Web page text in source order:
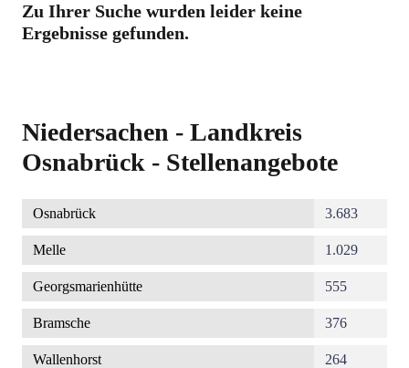
Zu Ihrer Suche wurden leider keine
Ergebnisse gefunden.
Niedersachen - Landkreis
Osnabrück - Stellenangebote
Osnabrück 3.683
Melle 1.029
Georgsmarienhütte 555
Bramsche 376
Wallenhorst 264